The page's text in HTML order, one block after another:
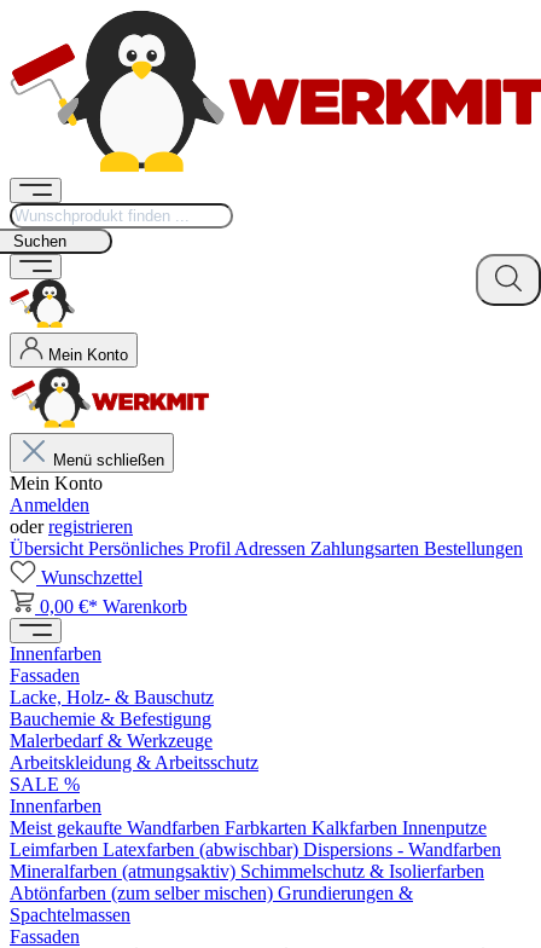
Suchen
Mein Konto
Menü schließen
Mein Konto
Anmelden
oderregistrieren
Übersicht Persönliches Profil Adressen Zahlungsarten Bestellungen
Wunschzettel
0,00 €* Warenkorb
Innenfarben
Fassaden
Lacke, Holz- & Bauschutz
Bauchemie & Befestigung
Malerbedarf & Werkzeuge
Arbeitskleidung & Arbeitsschutz
SALE %
Innenfarben
Meist gekaufte Wandfarben Farbkarten Kalkfarben Innenputze
Leimfarben Latexfarben (abwischbar) Dispersions - Wandfarben
Mineralfarben (atmungsaktiv) Schimmelschutz & Isolierfarben
Abtönfarben (zum selber mischen) Grundierungen &
Spachtelmassen
Fassaden